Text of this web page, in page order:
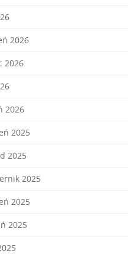
2026
2026
2026
2025
2025
2025
2025
2025